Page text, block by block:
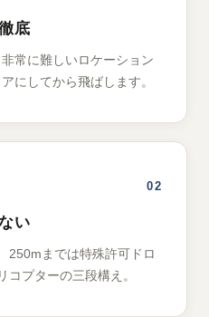
底
常に難しいロケーション
にしてから飛ばします。
02
い
250mまでは特殊許可ドロ
コプターの三段構え。